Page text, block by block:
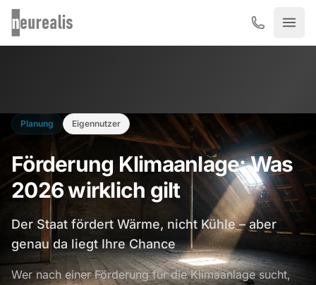
Zum Hauptinhalt springen
Planung Eigennutzer
Förderung Klimaanlage: Was
2026 wirklich gilt
Der Staat fördert Wärme, nicht Kühle – aber
genau da liegt Ihre Chance
Wer nach einer Förderung für die Klimaanlage sucht,